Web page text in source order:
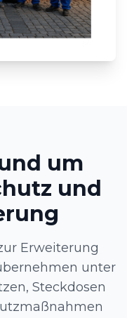
um
und
Erweiterung
unter
Steckdosen